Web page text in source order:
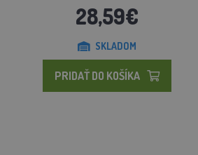
28,59€
SKLADOM
PRIDAŤ DO KOŠÍKA